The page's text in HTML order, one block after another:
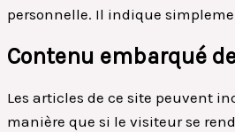
personnelle. Il indique
Contenu embarqué
Les articles de ce site peuvent
manière que si le visiteur se